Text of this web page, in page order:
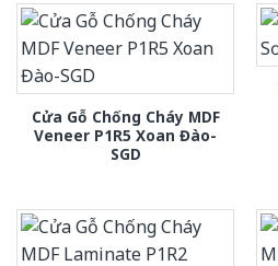
Cửa Gỗ Chống Cháy MDF
Veneer P1R5 Xoan Đào-
SGD